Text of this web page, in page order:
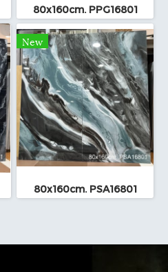
80x160cm. PPG16801
New
80x160cm. PSA16801